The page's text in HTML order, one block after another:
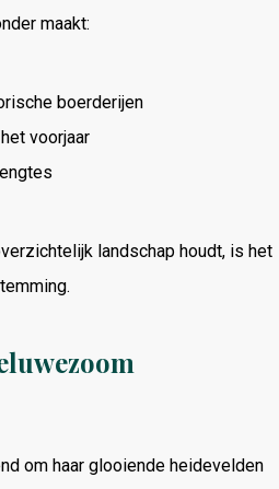
maakt:
boerderijen
voorjaar
landschap houdt, is het
om haar glooiende heidevelden